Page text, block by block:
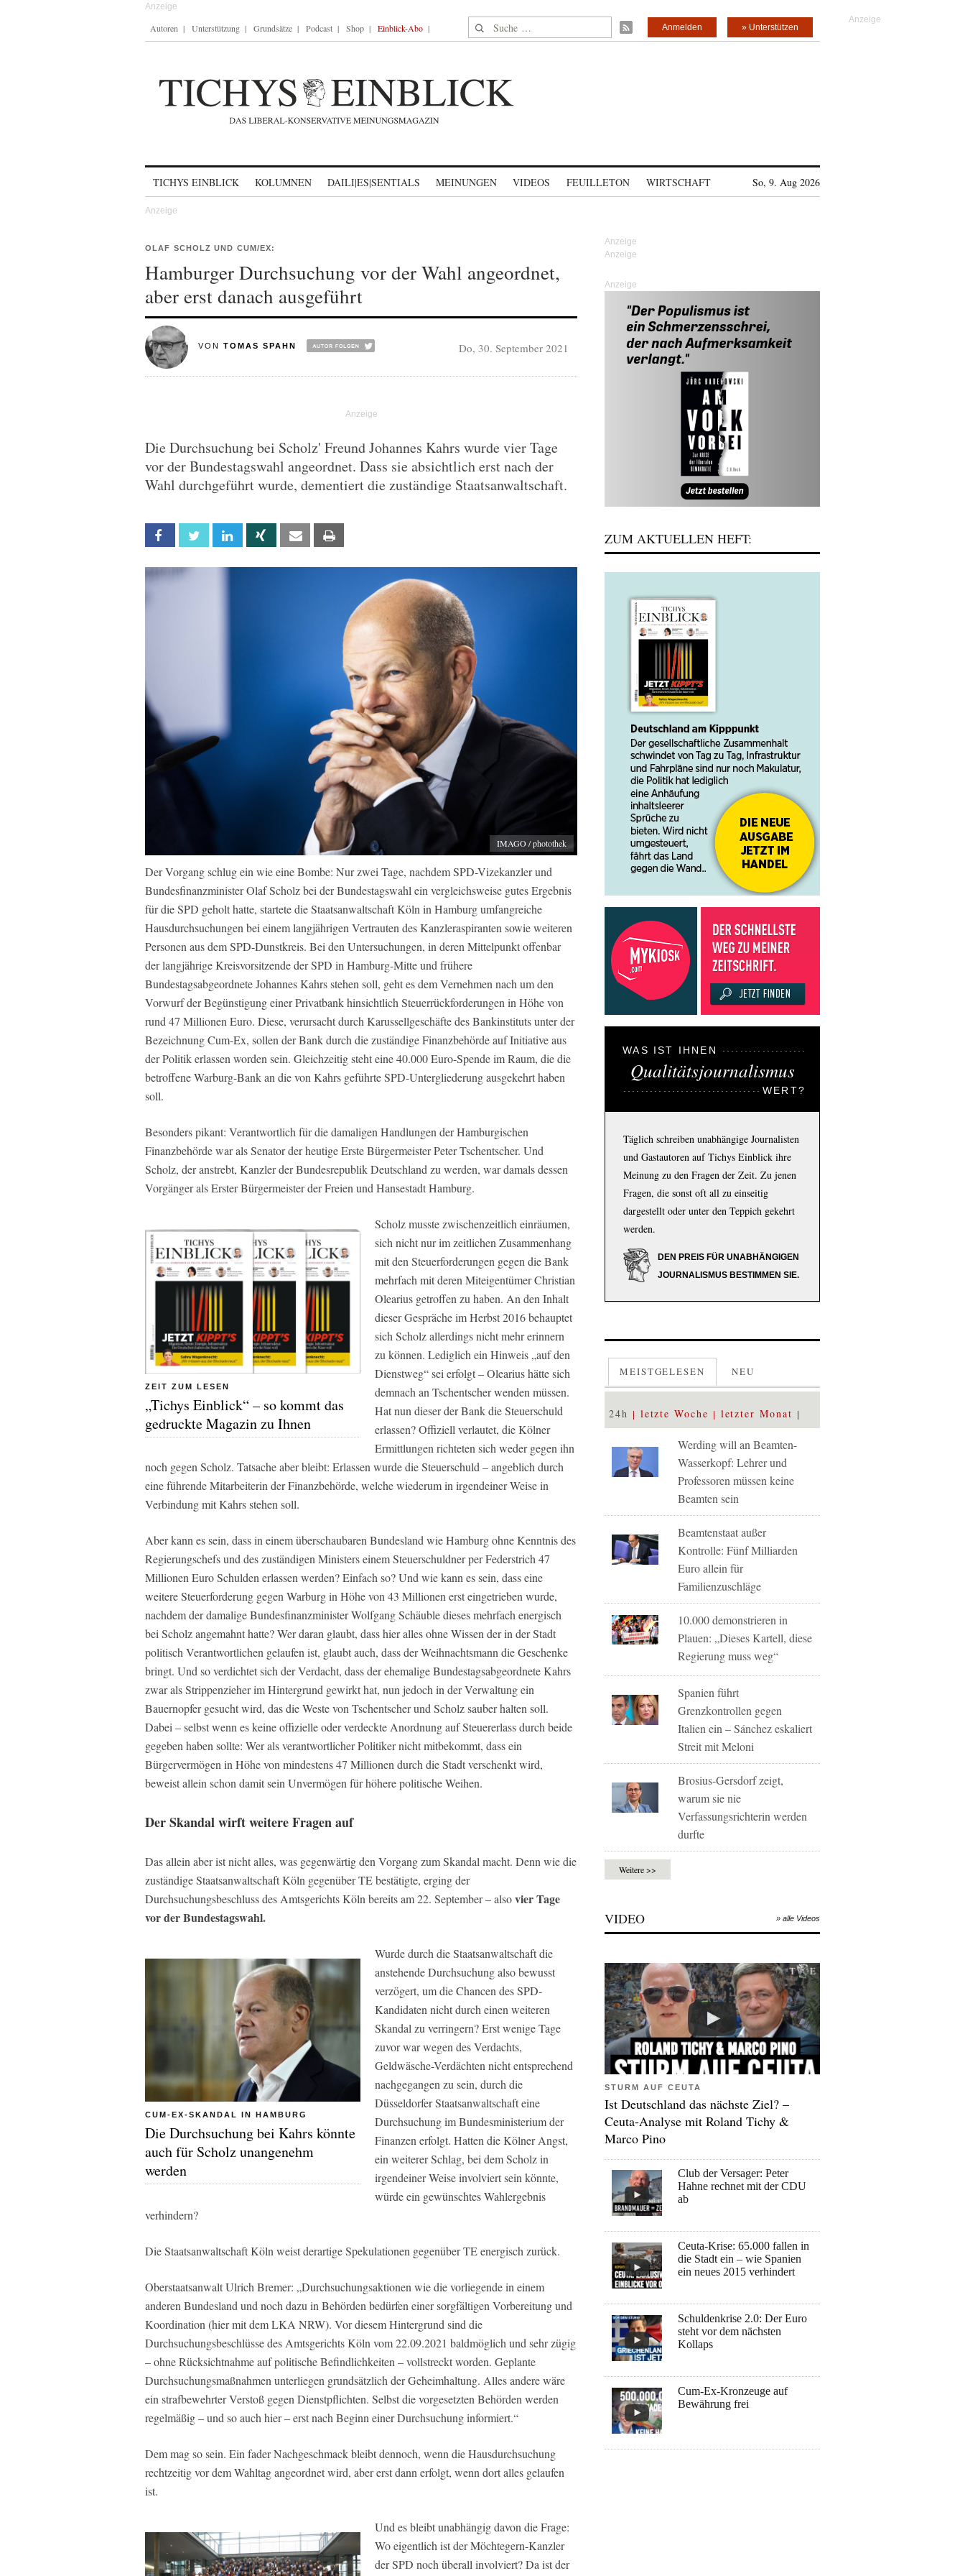
Autoren Unterstützung Grundsätze Podcast Shop Einblick-Abo Suche nach: » Unterstützen
Anmelden
TICHYS EINBLICK KOLUMNEN DAILI|ES|SENTIALS MEINUNGEN VIDEOS FEUILLETON WIRTSCHAFT So, 9. Aug 2026
OLAF SCHOLZ UND CUM/EX:
Hamburger Durchsuchung vor der Wahl angeordnet,
aber erst danach ausgeführt
VON TOMAS SPAHN Do, 30. September 2021
Die Durchsuchung bei Scholz' Freund Johannes Kahrs wurde vier Tage
vor der Bundestagswahl angeordnet. Dass sie absichtlich erst nach der
Wahl durchgeführt wurde, dementiert die zuständige Staatsanwaltschaft.
Facebook Twitter Linkedin Xing Email
IMAGO / photothek
Der Vorgang schlug ein wie eine Bombe: Nur zwei Tage, nachdem SPD-Vizekanzler und
Bundesfinanzminister Olaf Scholz bei der Bundestagswahl ein vergleichsweise gutes Ergebnis
für die SPD geholt hatte, startete die Staatsanwaltschaft Köln in Hamburg umfangreiche
Hausdurchsuchungen bei einem langjährigen Vertrauten des Kanzleraspiranten sowie weiteren
Personen aus dem SPD-Dunstkreis. Bei den Untersuchungen, in deren Mittelpunkt offenbar
der langjährige Kreisvorsitzende der SPD in Hamburg-Mitte und frühere
Bundestagsabgeordnete Johannes Kahrs stehen soll, geht es dem Vernehmen nach um den
Vorwurf der Begünstigung einer Privatbank hinsichtlich Steuerrückforderungen in Höhe von
rund 47 Millionen Euro. Diese, verursacht durch Karussellgeschäfte des Bankinstituts unter der
Bezeichnung Cum-Ex, sollen der Bank durch die zuständige Finanzbehörde auf Initiative aus
der Politik erlassen worden sein. Gleichzeitig steht eine 40.000 Euro-Spende im Raum, die die
betroffene Warburg-Bank an die von Kahrs geführte SPD-Untergliederung ausgekehrt haben
soll.
Besonders pikant: Verantwortlich für die damaligen Handlungen der Hamburgischen
Finanzbehörde war als Senator der heutige Erste Bürgermeister Peter Tschentscher. Und
Scholz, der anstrebt, Kanzler der Bundesrepublik Deutschland zu werden, war damals dessen
Vorgänger als Erster Bürgermeister der Freien und Hansestadt Hamburg.
ZEIT ZUM LESEN
„Tichys Einblick“ – so kommt das
gedruckte Magazin zu Ihnen
Scholz musste zwischenzeitlich einräumen,
sich nicht nur im zeitlichen Zusammenhang
mit den Steuerforderungen gegen die Bank
mehrfach mit deren Miteigentümer Christian
Olearius getroffen zu haben. An den Inhalt
dieser Gespräche im Herbst 2016 behauptet
sich Scholz allerdings nicht mehr erinnern
zu können. Lediglich ein Hinweis „auf den
Dienstweg“ sei erfolgt – Olearius hätte sich
demnach an Tschentscher wenden müssen.
Hat nun dieser der Bank die Steuerschuld
erlassen? Offiziell verlautet, die Kölner
Ermittlungen richteten sich weder gegen ihn
noch gegen Scholz. Tatsache aber bleibt: Erlassen wurde die Steuerschuld – angeblich durch
eine führende Mitarbeiterin der Finanzbehörde, welche wiederum in irgendeiner Weise in
Verbindung mit Kahrs stehen soll.
Aber kann es sein, dass in einem überschaubaren Bundesland wie Hamburg ohne Kenntnis des
Regierungschefs und des zuständigen Ministers einem Steuerschuldner per Federstrich 47
Millionen Euro Schulden erlassen werden? Einfach so? Und wie kann es sein, dass eine
weitere Steuerforderung gegen Warburg in Höhe von 43 Millionen erst eingetrieben wurde,
nachdem der damalige Bundesfinanzminister Wolfgang Schäuble dieses mehrfach energisch
bei Scholz angemahnt hatte? Wer daran glaubt, dass hier alles ohne Wissen der in der Stadt
politisch Verantwortlichen gelaufen ist, glaubt auch, dass der Weihnachtsmann die Geschenke
bringt. Und so verdichtet sich der Verdacht, dass der ehemalige Bundestagsabgeordnete Kahrs
zwar als Strippenzieher im Hintergrund gewirkt hat, nun jedoch in der Verwaltung ein
Bauernopfer gesucht wird, das die Weste von Tschentscher und Scholz sauber halten soll.
Dabei – selbst wenn es keine offizielle oder verdeckte Anordnung auf Steuererlass durch beide
gegeben haben sollte: Wer als verantwortlicher Politiker nicht mitbekommt, dass ein
Bürgervermögen in Höhe von mindestens 47 Millionen durch die Stadt verschenkt wird,
beweist allein schon damit sein Unvermögen für höhere politische Weihen.
Der Skandal wirft weitere Fragen auf
Das allein aber ist nicht alles, was gegenwärtig den Vorgang zum Skandal macht. Denn wie die
zuständige Staatsanwaltschaft Köln gegenüber TE bestätigte, erging der
Durchsuchungsbeschluss des Amtsgerichts Köln bereits am 22. September – alsovier Tage
vor der Bundestagswahl.
CUM-EX-SKANDAL IN HAMBURG
Die Durchsuchung bei Kahrs könnte
auch für Scholz unangenehm
werden
Wurde durch die Staatsanwaltschaft die
anstehende Durchsuchung also bewusst
verzögert, um die Chancen des SPD-
Kandidaten nicht durch einen weiteren
Skandal zu verringern? Erst wenige Tage
zuvor war wegen des Verdachts,
Geldwäsche-Verdächten nicht entsprechend
nachgegangen zu sein, durch die
Düsseldorfer Staatsanwaltschaft eine
Durchsuchung im Bundesministerium der
Finanzen erfolgt. Hatten die Kölner Angst,
ein weiterer Schlag, bei dem Scholz in
irgendeiner Weise involviert sein könnte,
würde ein gewünschtes Wahlergebnis
verhindern?
Die Staatsanwaltschaft Köln weist derartige Spekulationen gegenüber TE energisch zurück.
Oberstaatsanwalt Ulrich Bremer: „Durchsuchungsaktionen wie die vorliegende in einem
anderen Bundesland und noch dazu in Behörden bedürfen einer sorgfältigen Vorbereitung und
Koordination (hier mit dem LKA NRW). Vor diesem Hintergrund sind die
Durchsuchungsbeschlüsse des Amtsgerichts Köln vom 22.09.2021 baldmöglich und sehr zügig
– ohne Rücksichtnahme auf politische Befindlichkeiten – vollstreckt worden. Geplante
Durchsuchungsmaßnahmen unterliegen grundsätzlich der Geheimhaltung. Alles andere wäre
ein strafbewehrter Verstoß gegen Dienstpflichten. Selbst die vorgesetzten Behörden werden
regelmäßig – und so auch hier – erst nach Beginn einer Durchsuchung informiert.“
Dem mag so sein. Ein fader Nachgeschmack bleibt dennoch, wenn die Hausdurchsuchung
rechtzeitig vor dem Wahltag angeordnet wird, aber erst dann erfolgt, wenn dort alles gelaufen
ist.
Und es bleibt unabhängig davon die Frage:
Wo eigentlich ist der Möchtegern-Kanzler
der SPD noch überall involviert? Da ist der
Anzeige
ZUM AKTUELLEN HEFT:
WAS IST IHNEN
Qualitätsjournalismus
WERT?
Täglich schreiben unabhängige Journalisten
und Gastautoren auf Tichys Einblick ihre
Meinung zu den Fragen der Zeit. Zu jenen
Fragen, die sonst oft all zu einseitig
dargestellt oder unter den Teppich gekehrt
werden.
DEN PREIS FÜR UNABHÄNGIGEN
JOURNALISMUS BESTIMMEN SIE.
MEISTGELESEN NEU
24h letzte Woche letzter Monat
Werding will an Beamten-
Wasserkopf: Lehrer und
Professoren müssen keine
Beamten sein
Beamtenstaat außer
Kontrolle: Fünf Milliarden
Euro allein für
Familienzuschläge
10.000 demonstrieren in
Plauen: „Dieses Kartell, diese
Regierung muss weg“
Spanien führt
Grenzkontrollen gegen
Italien ein – Sánchez eskaliert
Streit mit Meloni
Brosius-Gersdorf zeigt,
warum sie nie
Verfassungsrichterin werden
durfte
Weitere >>
VIDEO » alle Videos
STURM AUF CEUTA
Ist Deutschland das nächste Ziel? –
Ceuta-Analyse mit Roland Tichy &
Marco Pino
Club der Versager: Peter
Hahne rechnet mit der CDU
ab
Ceuta-Krise: 65.000 fallen in
die Stadt ein – wie Spanien
ein neues 2015 verhindert
Schuldenkrise 2.0: Der Euro
steht vor dem nächsten
Kollaps
Cum-Ex-Kronzeuge auf
Bewährung frei